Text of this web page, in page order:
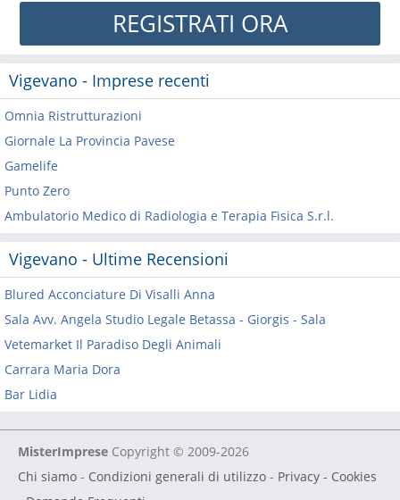
REGISTRATI ORA
Vigevano - Imprese recenti
Omnia Ristrutturazioni
Giornale La Provincia Pavese
Gamelife
Punto Zero
Ambulatorio Medico di Radiologia e Terapia Fisica S.r.l.
Vigevano - Ultime Recensioni
Blured Acconciature Di Visalli Anna
Sala Avv. Angela Studio Legale Betassa - Giorgis - Sala
Vetemarket Il Paradiso Degli Animali
Carrara Maria Dora
Bar Lidia
MisterImprese Copyright © 2009-2026
Chi siamo - Condizioni generali di utilizzo - Privacy - Cookies